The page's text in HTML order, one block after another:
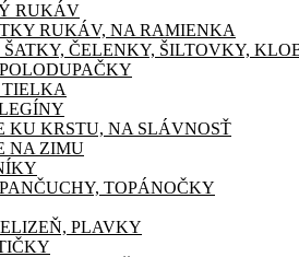
RUKÁV
RUKÁV, NA RAMIENKA
ŠATKY, ČELENKY, ŠILTOVKY,
KU KRSTU, NA SLÁVNOSŤ
NA ZIMU
TOPÁNOČKY
PLAVKY